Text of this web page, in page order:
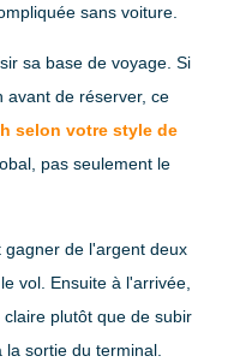
sans voiture.
sa base de voyage. Si
avant de réserver, ce
selon votre style de
pas seulement le
gagner de l'argent deux
vol. Ensuite à l'arrivée,
plutôt que de subir
sortie du terminal.